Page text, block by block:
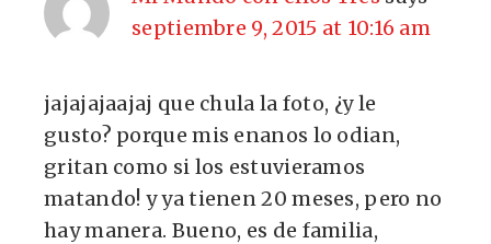
septiembre 9, 2015 at 10:16 am
jajajajaajaj que chula la foto, ¿y le
gusto? porque mis enanos lo odian,
gritan como si los estuvieramos
matando! y ya tienen 20 meses, pero no
hay manera. Bueno, es de familia,